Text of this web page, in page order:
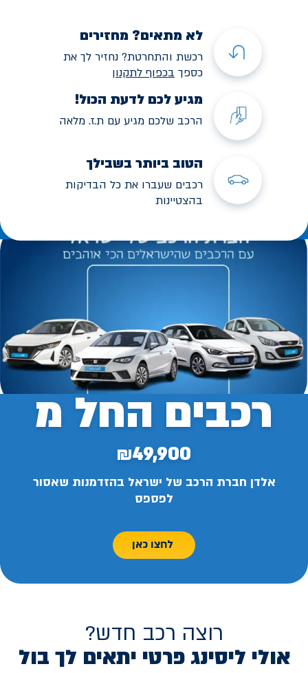
לא מתאים? מחזירים
רכשת והתחרטת? נחזיר לך את
כספך בכפוף לתקנון
מגיע לכם לדעת הכול!
הרכב שלכם מגיע עם ת.ז. מלאה
הטוב ביותר בשבילך
רכבים שעברו את כל הבדיקות
בהצטיינות
רכבים החל מ
₪49,900
אלדן חברת הרכב של ישראל בהזדמנות שאסור
לפספס
לחצו כאן
רוצה רכב חדש?
אולי ליסינג פרטי יתאים לך בול